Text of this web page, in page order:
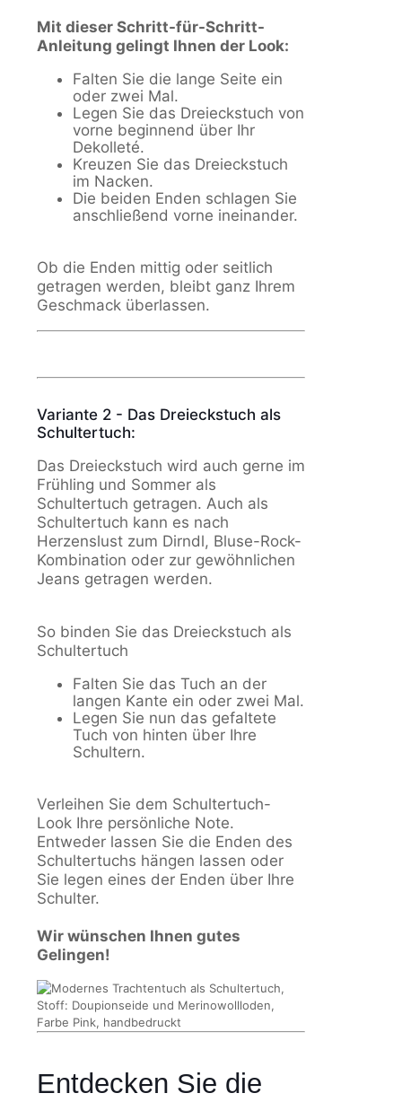
Mit dieser Schritt-für-Schritt-
Anleitung gelingt Ihnen der Look:
Falten Sie die lange Seite ein
oder zwei Mal.
Legen Sie das Dreieckstuch von
vorne beginnend über Ihr
Dekolleté.
Kreuzen Sie das Dreieckstuch
im Nacken.
Die beiden Enden schlagen Sie
anschließend vorne ineinander.
Ob die Enden mittig oder seitlich
getragen werden, bleibt ganz Ihrem
Geschmack überlassen.
Variante 2 - Das Dreieckstuch als
Schultertuch:
Das Dreieckstuch wird auch gerne im
Frühling und Sommer als
Schultertuch getragen. Auch als
Schultertuch kann es nach
Herzenslust zum Dirndl, Bluse-Rock-
Kombination oder zur gewöhnlichen
Jeans getragen werden.
So binden Sie das Dreieckstuch als
Schultertuch
Falten Sie das Tuch an der
langen Kante ein oder zwei Mal.
Legen Sie nun das gefaltete
Tuch von hinten über Ihre
Schultern.
Verleihen Sie dem Schultertuch-
Look Ihre persönliche Note.
Entweder lassen Sie die Enden des
Schultertuchs hängen lassen oder
Sie legen eines der Enden über Ihre
Schulter.
Wir wünschen Ihnen gutes
Gelingen!
Entdecken Sie die